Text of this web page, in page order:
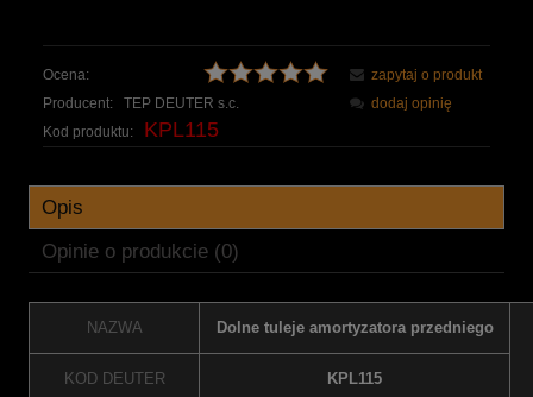
Ocena:
Producent:
TEP DEUTER s.c.
Kod produktu:
KPL115
zapytaj o produkt
dodaj opinię
Opis
Opinie o produkcie (0)
NAZWA Dolne tuleje amortyzatora przedniego
KOD DEUTER KPL115